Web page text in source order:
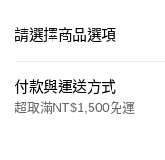
請選擇商品選項
付款與運送方式
超取滿NT$1,500免運